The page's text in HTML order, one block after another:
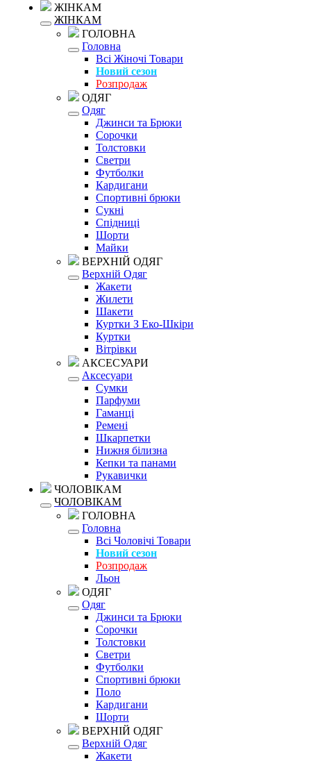
ЖІНКАМ
ЖІНКАМ
ГОЛОВНА
Головна
Всі Жіночі Товари
Новий сезон
Розпродаж
ОДЯГ
Одяг
Джинси та Брюки
Сорочки
Толстовки
Светри
Футболки
Кардигани
Спортивні брюки
Сукні
Спідниці
Шорти
Майки
ВЕРХНІЙ ОДЯГ
Верхній Одяг
Жакети
Жилети
Шакети
Куртки З Еко-Шкіри
Куртки
Вітрівки
АКСЕСУАРИ
Аксесуари
Сумки
Парфуми
Гаманці
Ремені
Шкарпетки
Нижня білизна
Кепки та панами
Рукавички
ЧОЛОВІКАМ
ЧОЛОВІКАМ
ГОЛОВНА
Головна
Всі Чоловічі Товари
Новий сезон
Розпродаж
Льон
ОДЯГ
Одяг
Джинси та Брюки
Сорочки
Толстовки
Светри
Футболки
Спортивні брюки
Поло
Кардигани
Шорти
ВЕРХНІЙ ОДЯГ
Верхній Одяг
Жакети